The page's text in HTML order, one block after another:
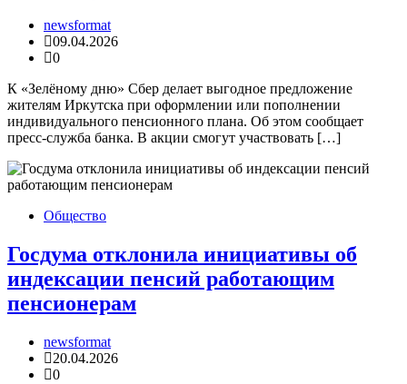
newsformat
09.04.2026
0
К «Зелёному дню» Сбер делает выгодное предложение
жителям Иркутска при оформлении или пополнении
индивидуального пенсионного плана. Об этом сообщает
пресс-служба банка. В акции смогут участвовать […]
Общество
Госдума отклонила инициативы об
индексации пенсий работающим
пенсионерам
newsformat
20.04.2026
0